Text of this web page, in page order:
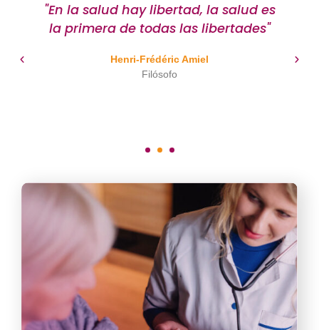
"En la salud hay libertad, la salud es
la primera de todas las libertades"
Henri-Frédéric Amiel
Filósofo